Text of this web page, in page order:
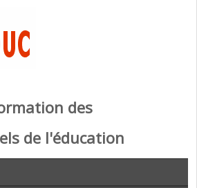
des
de l'éducation